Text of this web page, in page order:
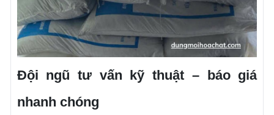
Đội ngũ tư vấn kỹ thuật – báo giá
nhanh chóng